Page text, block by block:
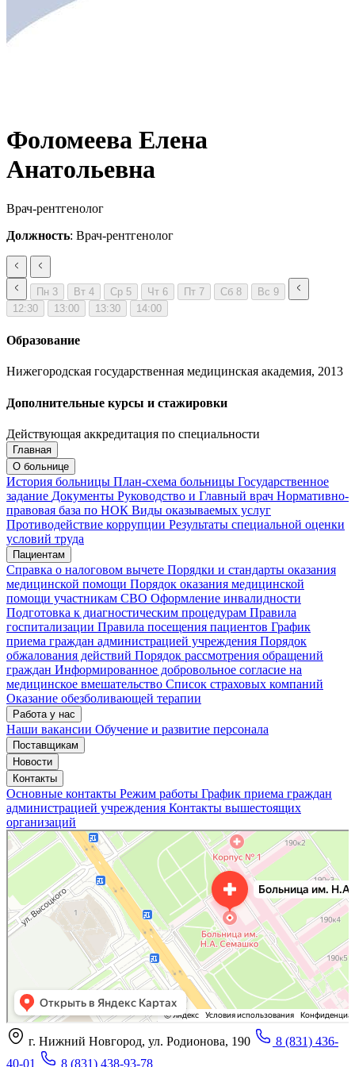
Фоломеева Елена
Анатольевна
Врач-рентгенолог
Должность: Врач-рентгенолог
Пн 3 Вт 4 Ср 5 Чт 6 Пт 7 Сб 8 Вс 9
12:30
13:00 13:30 14:00
Образование
Нижегородская государственная медицинская академия, 2013
Дополнительные курсы и стажировки
Действующая аккредитация по специальности
Запись на приём
Подтвердить запись Отмена
Запись подтверждена
Мои записи
Главная
О больнице
История больницы План-схема больницы Государственное
задание Документы Руководство и Главный врач Нормативно-
правовая база по НОК Виды оказываемых услуг
Противодействие коррупции Результаты специальной оценки
условий труда
Пациентам
Справка о налоговом вычете Порядки и стандарты оказания
медицинской помощи Порядок оказания медицинской
помощи участникам СВО Оформление инвалидности
Подготовка к диагностическим процедурам Правила
госпитализации Правила посещения пациентов График
приема граждан администрацией учреждения Порядок
обжалования действий Порядок рассмотрения обращений
граждан Информированное добровольное согласие на
медицинское вмешательство Список страховых компаний
Оказание обезболивающей терапии
Работа у нас
Наши вакансии Обучение и развитие персонала
Поставщикам
Новости
Контакты
Основные контакты Режим работы График приема граждан
администрацией учреждения Контакты вышестоящих
организаций
«Нижегородская областная клиническая больница имени Н.А. Семашко»
Отделение больницы, госпиталя в Нижнем Новгороде
Больница для взрослых в Нижнем Новгороде
г. Нижний Новгород, ул. Родионова, 190
8 (831) 436-
40-01
8 (831) 438-93-78